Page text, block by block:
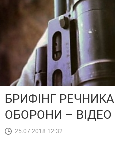
БРИФІНГ
ОБОРОНИ – ВІДЕО
25.07.2018 12:32